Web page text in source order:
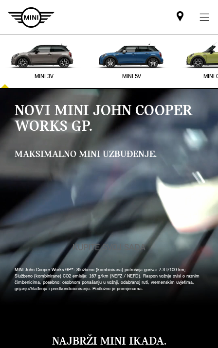
Mini
dealer
partner
MINI 3V MINI 5V MINI
NOVI MINI JOHN COOPER
WORKS GP.
MAKSIMALNO MINI UZBUĐENJE.
KUPITE SVOJ SADA
MINI John Cooper Works GP*: Službeno (kombinirana) potrošnja goriva: 7.3 l/100 km;
Službeno (kombinirane) CO2 emisije: 167 g/km (NEFZ / NEFD). Raspon vožnje ovisi o raznim
čimbenicima, posebno: osobnom ponašanju u vožnji, odabranoj ruti, vremenskim uvjetima,
grijanju/hlađenju i predkondicioniranju. Podložno je promjenama.
NAJBRŽI MINI IKADA.